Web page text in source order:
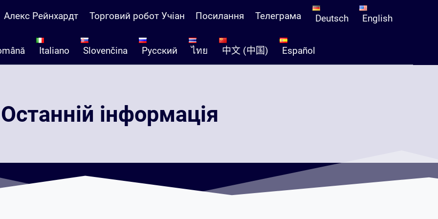
Алекс Рейнхардт Торговий робот Учіан Посилання Телеграма Deutsch English
Italiano Slovenčina Русский ไทย 中文 (中国) Español
Oстанній інформація